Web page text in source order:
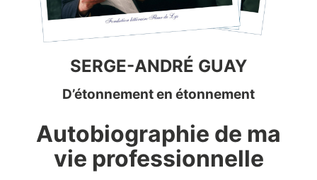
SERGE-ANDRÉ GUAY
D’étonnement en étonnement
Autobiographie de ma
vie professionnelle